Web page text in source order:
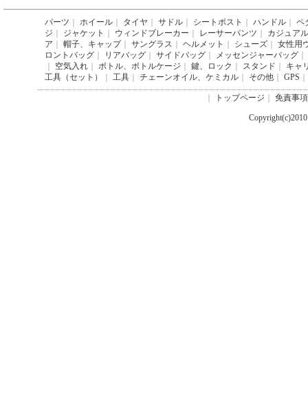
パーツ ホイール タイヤ サドル シートポスト ハンドル
ペ
ジ
ジャケット ウィンドブレーカー レーサーパンツ
カジュア
ア
帽子、キャップ｜ サングラス ヘルメット シューズ
女性用
ロントバッグ
リアバッグ サイドバッグ メッセンジャーバッグ
空気入れ ボトル、ボトルケージ 鍵、ロック スタンド
キャ
工具（セット）
工具 チェーンオイル、ケミカル その他 GPS
トップページ 免責事項